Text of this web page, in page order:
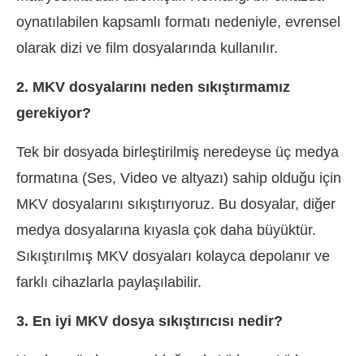
oynatılabilen kapsamlı formatı nedeniyle, evrensel
olarak dizi ve film dosyalarında kullanılır.
2. MKV dosyalarını neden sıkıştırmamız
gerekiyor?
Tek bir dosyada birleştirilmiş neredeyse üç medya
formatına (Ses, Video ve altyazı) sahip olduğu için
MKV dosyalarını sıkıştırıyoruz. Bu dosyalar, diğer
medya dosyalarına kıyasla çok daha büyüktür.
Sıkıştırılmış MKV dosyaları kolayca depolanır ve
farklı cihazlarla paylaşılabilir.
3. En iyi MKV dosya sıkıştırıcısı nedir?